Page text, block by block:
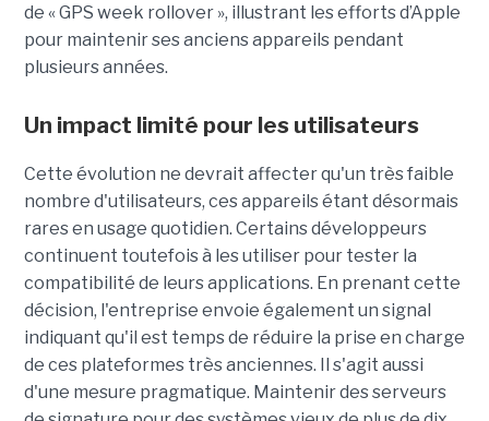
de « GPS week rollover », illustrant les efforts d’Apple
pour maintenir ses anciens appareils pendant
plusieurs années.
Un impact limité pour les utilisateurs
Cette évolution ne devrait affecter qu'un très faible
nombre d'utilisateurs, ces appareils étant désormais
rares en usage quotidien. Certains développeurs
continuent toutefois à les utiliser pour tester la
compatibilité de leurs applications. En prenant cette
décision, l'entreprise envoie également un signal
indiquant qu'il est temps de réduire la prise en charge
de ces plateformes très anciennes. Il s'agit aussi
d'une mesure pragmatique. Maintenir des serveurs